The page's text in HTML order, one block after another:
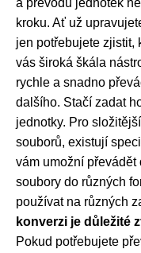
kroku. Ať už
jen potřebujete zjistit,
vás široká škála
rychle a snadno
dalšího. Stačí zadat
jednotky. Pro
souborů, existují
vám umožní převádět
soubory do různých
používat na různých
konverzi je důležité
Pokud potřebujete